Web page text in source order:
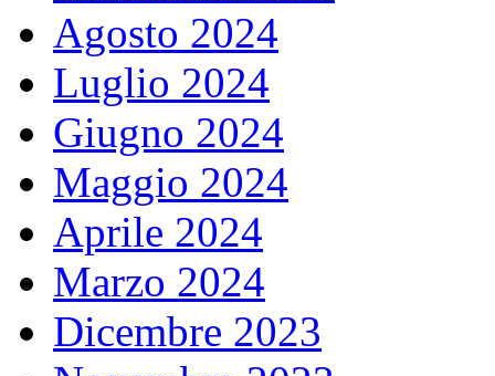
Agosto 2024
Luglio 2024
Giugno 2024
Maggio 2024
Aprile 2024
Marzo 2024
Dicembre 2023